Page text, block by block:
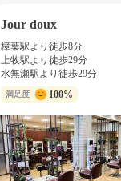
Jour doux
樟葉駅より徒歩8分
上牧駅より徒歩29分
水無瀬駅より徒歩29分
満足度 100%